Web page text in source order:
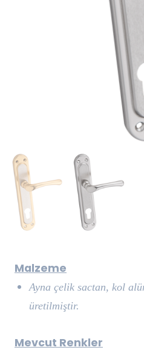
Malzeme
Ayna çelik sactan, kol
üretilmiştir.
Mevcut Renkler